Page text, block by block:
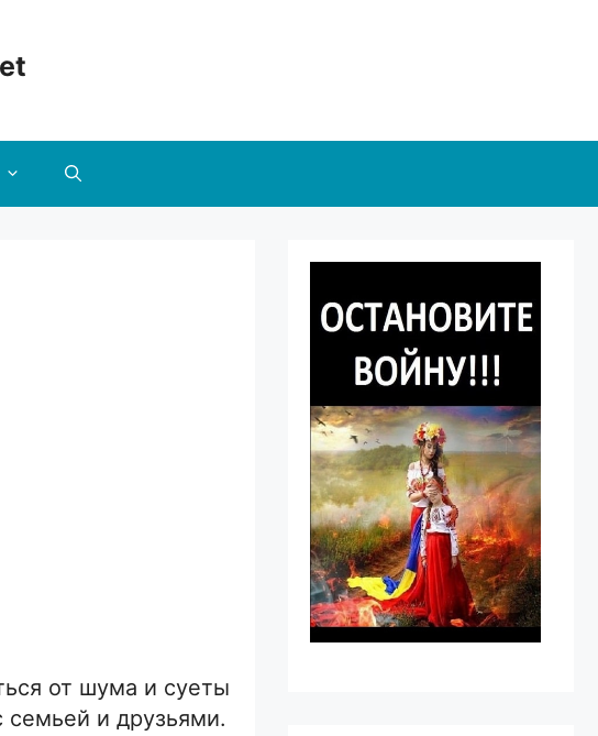
от шума и суеты
семьей и друзьями.